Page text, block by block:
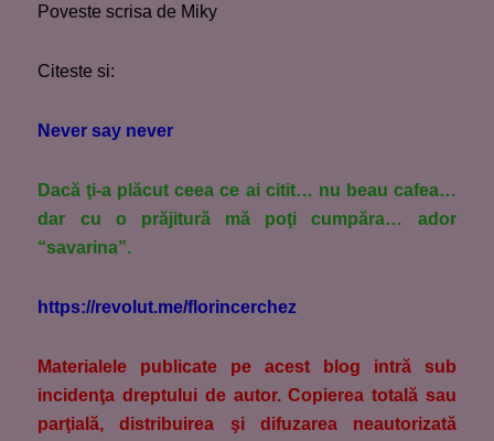
Poveste scrisa de Miky
Citeste si:
Never say never
Dacă ţi-a plăcut ceea ce ai citit… nu beau cafea…
dar cu o prăjitură mă poţi cumpăra… ador
“savarina”.
https://revolut.me/florincerchez
Materialele publicate pe acest blog intră sub
incidenţa dreptului de autor. Copierea totală sau
parţială, distribuirea şi difuzarea neautorizată